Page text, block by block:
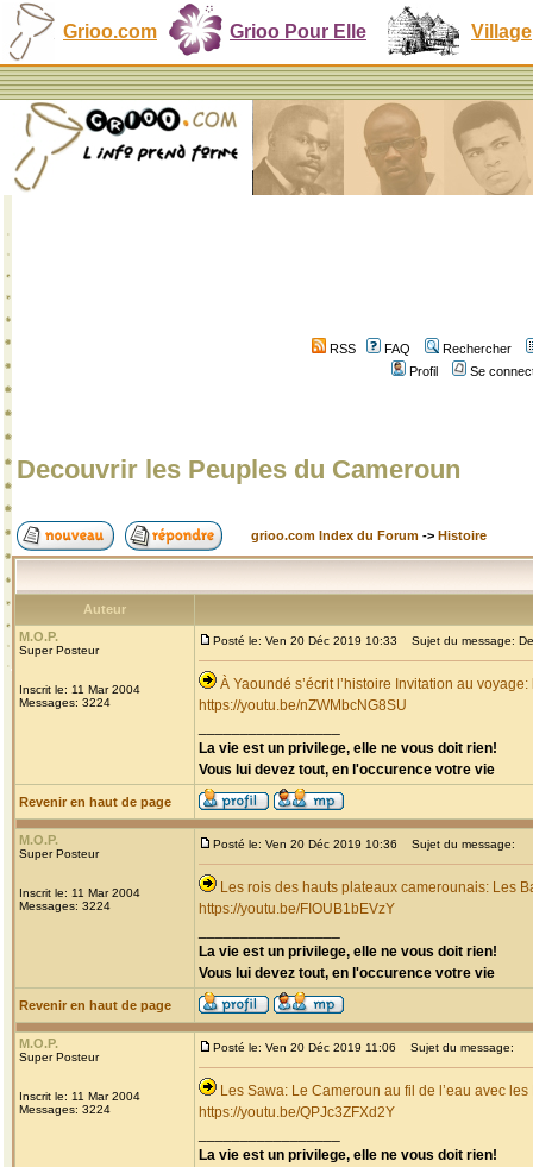
Grioo.com Grioo Pour Elle Village
RSS FAQ
Rechercher
Profil
Se
Decouvrir les Peuples du Cameroun
grioo.com Index du Forum -> Histoire
Auteur
M.O.P.
Super Posteur
Inscrit le: 11 Mar 2004
Messages: 3224
Posté le: Ven 20 Déc 2019 10:33 Sujet du message:
À Yaoundé s’écrit l’histoire Invitation au
https://youtu.be/nZWMbcNG8SU
La vie est un privilege, elle ne vous doit rien!
Vous lui devez tout, en l'occurence votre vie
Revenir en haut de page
M.O.P.
Super Posteur
Inscrit le: 11 Mar 2004
Messages: 3224
Posté le: Ven 20 Déc 2019 10:36 Sujet du message:
Les rois des hauts plateaux camerounais: Les
https://youtu.be/FIOUB1bEVzY
La vie est un privilege, elle ne vous doit rien!
Vous lui devez tout, en l'occurence votre vie
Revenir en haut de page
M.O.P.
Super Posteur
Inscrit le: 11 Mar 2004
Messages: 3224
Posté le: Ven 20 Déc 2019 11:06 Sujet du message:
Les Sawa: Le Cameroun au fil de l’eau avec
https://youtu.be/QPJc3ZFXd2Y
La vie est un privilege, elle ne vous doit rien!